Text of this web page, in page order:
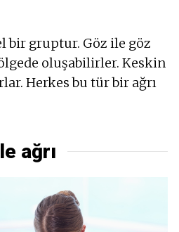
bir gruptur. Göz ile göz
oluşabilirler. Keskin
Herkes bu tür bir ağrı
ağrı